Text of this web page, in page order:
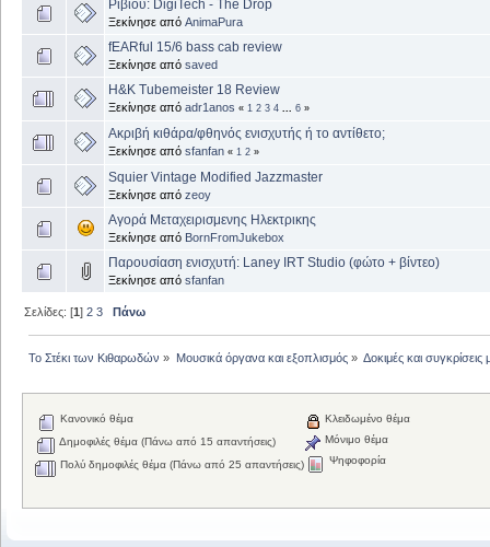
Ριβιού: DigiTech - The Drop
Ξεκίνησε από AnimaPura
fEARful 15/6 bass cab review
Ξεκίνησε από saved
H&K Tubemeister 18 Review
Ξεκίνησε από adr1anos « 1 2 3 4 6 »
Ακριβή κιθάρα/φθηνός ενισχυτής ή το αντίθετο;
Ξεκίνησε από sfanfan « 1 2 »
Squier Vintage Modified Jazzmaster
Ξεκίνησε από zeoy
Αγορά Μεταχειρισμενης Ηλεκτρικης
Ξεκίνησε από BornFromJukebox
Παρουσίαση ενισχυτή: Laney IRT Studio (φώτο + βίντεο)
Ξεκίνησε από sfanfan
Σελίδες: [1]2 3 Πάνω
Το Στέκι των Κιθαρωδών » Μουσικά όργανα και εξοπλισμός» Δοκιμές και
Κανονικό θέμα
Δημοφιλές θέμα (Πάνω από 15 απαντήσεις)
Πολύ δημοφιλές θέμα (Πάνω από 25 απαντήσεις)
Κλειδωμένο θέμα
Μόνιμο θέμα
Ψηφοφορία